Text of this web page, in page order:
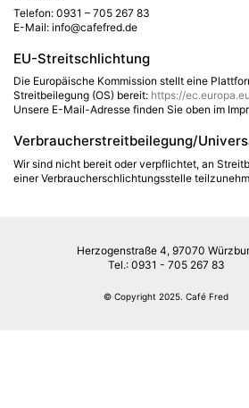
Telefon: 0931 – 705 267 83
E-Mail: info@cafefred.de
EU-Streitschlichtung
Die Europäische Kommission stellt eine
Streitbeilegung (OS) bereit: https://
Unsere E-Mail-Adresse finden Sie oben im
Verbraucher­streit­beilegung/
Wir sind nicht bereit oder verpflichtet, an
einer Verbraucherschlichtungsstelle
Herzogenstraße 4, 97070
Tel.: 0931 - 705 267 83
© Copyright 2025. Café Fred